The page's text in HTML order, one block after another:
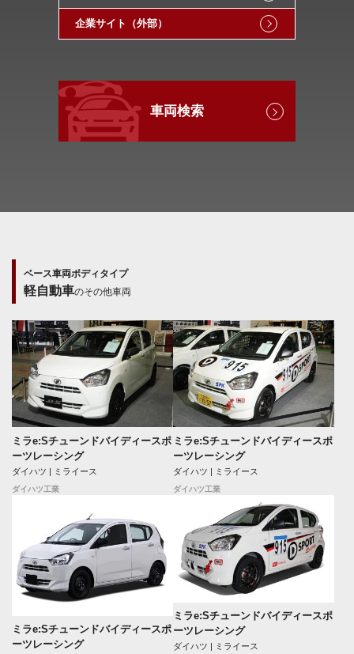
企業サイト（外部）
車両検索
ベース車両ボディタイプ
軽自動車のその他車両
ミラe:Sチューンドバイディースポ
ーツレーシング
ダイハツ | ミライース
ダイハツ工業
ミラe:Sチューンドバイディースポ
ーツレーシング
ダイハツ | ミライース
ダイハツ工業
ミラe:Sチューンドバイディースポ
ーツレーシング
ミラe:Sチューンドバイディースポ
ーツレーシング
ダイハツ | ミライース